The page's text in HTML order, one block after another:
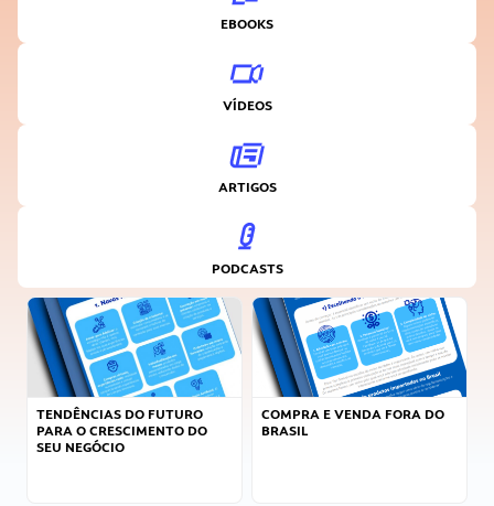
EBOOKS
VÍDEOS
ARTIGOS
PODCASTS
TENDÊNCIAS DO FUTURO
PARA O CRESCIMENTO DO
SEU NEGÓCIO
COMPRA E VENDA FORA DO
BRASIL